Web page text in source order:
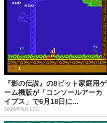
『影の伝説』の8ビット家庭用ゲ
ーム機版が「コンソールアーカ
イブス」で6月18日に...
2026年6月17日